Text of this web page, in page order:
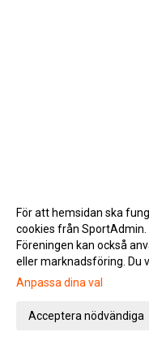
Gå till
För att hemsidan ska
cookies från SportAdmin.
Föreningen kan också
eller marknadsföring. Du
Anpassa dina val
Acceptera nödvändiga